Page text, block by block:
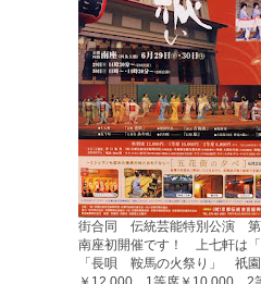
街合同 伝統芸能特別公演
南座初開催です！ 上七軒
「長唄 鞍馬の火祭り」 祇